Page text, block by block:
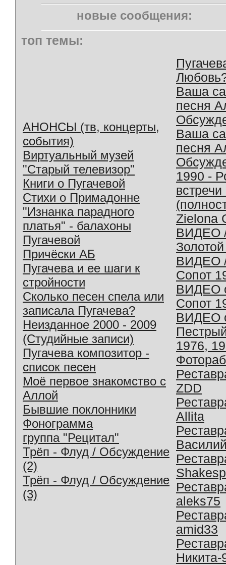
новые сообщения:
топ темы:
АНОНСЫ (тв, концерты,
события)
Виртуальный музей
"Старый телевизор"
Книги о Пугачевой
Стихи о Примадонне
"Изнанка парадного
платья" - балахоны
Пугачевой
Причёски АБ
Пугачева и ее шаги к
стройности
Сколько песен спела или
записала Пугачева?
Неизданное 2000 - 2009
(Студийные записи)
Пугачева композитор -
список песен
Моё первое знакомство с
Аллой
Бывшие поклонники
Фонограмма
группа "Рецитал"
Трёп - Флуд / Обсуждение
(2)
Трёп - Флуд / Обсуждение
(3)
Ваша
песня
Ваша
песня
1990 -
Zielona
ВИДЕО
ВИДЕО
Сопот
ВИДЕО
Сопот
ВИДЕО
1976,
ZDD
Allita
aleks75
amid33
Никита-